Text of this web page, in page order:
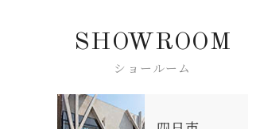
SHOWROOM
ショールーム